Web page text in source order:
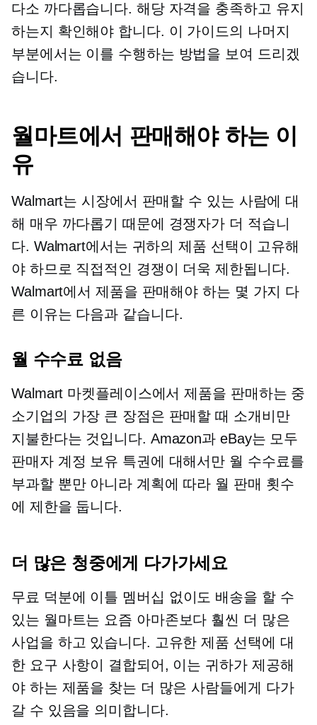
다소 까다롭습니다. 해당 자격을 충족하고 유지
하는지 확인해야 합니다. 이 가이드의 나머지
부분에서는 이를 수행하는 방법을 보여 드리겠
습니다.
월마트에서 판매해야 하는 이
유
Walmart는 시장에서 판매할 수 있는 사람에 대
해 매우 까다롭기 때문에 경쟁자가 더 적습니
다. Walmart에서는 귀하의 제품 선택이 고유해
야 하므로 직접적인 경쟁이 더욱 제한됩니다.
Walmart에서 제품을 판매해야 하는 몇 가지 다
른 이유는 다음과 같습니다.
월 수수료 없음
Walmart 마켓플레이스에서 제품을 판매하는 중
소기업의 가장 큰 장점은 판매할 때 소개비만
지불한다는 것입니다. Amazon과 eBay는 모두
판매자 계정 보유 특권에 대해서만 월 수수료를
부과할 뿐만 아니라 계획에 따라 월 판매 횟수
에 제한을 둡니다.
더 많은 청중에게 다가가세요
무료 덕분에 이틀 멤버십 없이도 배송을 할 수
있는 월마트는 요즘 아마존보다 훨씬 더 많은
사업을 하고 있습니다. 고유한 제품 선택에 대
한 요구 사항이 결합되어, 이는 귀하가 제공해
야 하는 제품을 찾는 더 많은 사람들에게 다가
갈 수 있음을 의미합니다.